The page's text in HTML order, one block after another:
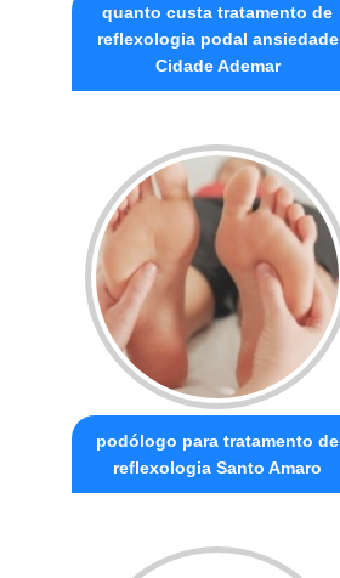
quanto custa tratamento de
reflexologia podal ansiedade
Cidade Ademar
podólogo para tratamento de
reflexologia Santo Amaro